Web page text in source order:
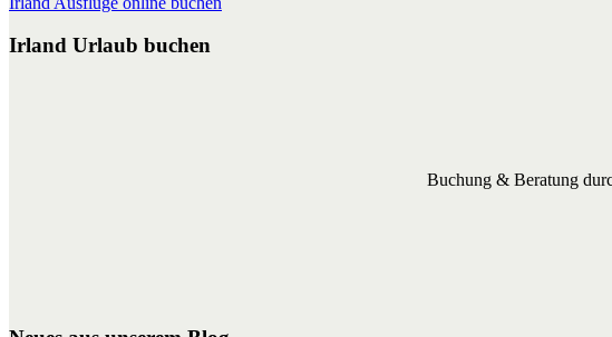
Irland Urlaub buchen
Buchung & Beratung